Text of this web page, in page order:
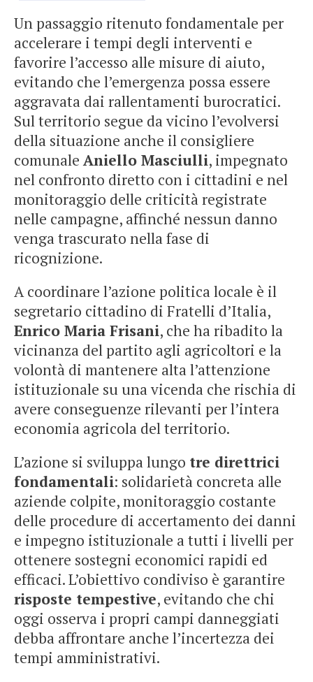
Un passaggio ritenuto fondamentale per
accelerare i tempi degli interventi e
favorire l’accesso alle misure di aiuto,
evitando che l’emergenza possa essere
aggravata dai rallentamenti burocratici.
Sul territorio segue da vicino l’evolversi
della situazione anche il consigliere
comunaleAniello Masciulli, impegnato
nel confronto diretto con i cittadini e nel
monitoraggio delle criticità registrate
nelle campagne, affinché nessun danno
venga trascurato nella fase di
ricognizione.
A coordinare l’azione politica locale è il
segretario cittadino di Fratelli d’Italia,
Enrico Maria Frisani, che ha ribadito la
vicinanza del partito agli agricoltori e la
volontà di mantenere alta l’attenzione
istituzionale su una vicenda che rischia di
avere conseguenze rilevanti per l’intera
economia agricola del territorio.
L’azione si sviluppa lungo tre direttrici
fondamentali: solidarietà concreta alle
aziende colpite, monitoraggio costante
delle procedure di accertamento dei danni
e impegno istituzionale a tutti i livelli per
ottenere sostegni economici rapidi ed
efficaci. L’obiettivo condiviso è garantire
risposte tempestive, evitando che chi
oggi osserva i propri campi danneggiati
debba affrontare anche l’incertezza dei
tempi amministrativi.